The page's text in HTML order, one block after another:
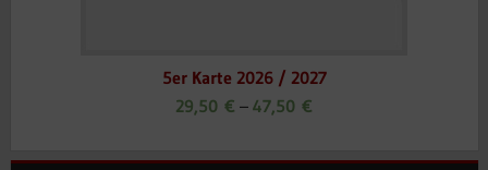
5er Karte 2026 / 2027
29,50 € – 47,50 €